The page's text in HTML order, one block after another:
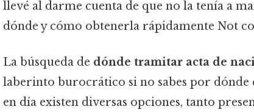
llevé al darme cuenta de que no la tenía a
dónde y cómo obtenerla rápidamente Not
La búsqueda de dónde tramitar acta de
laberinto burocrático si no sabes por dónde
en día existen diversas opciones, tanto